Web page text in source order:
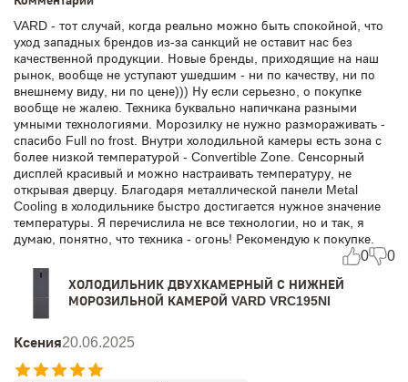
VARD - тот случай, когда реально можно быть спокойной, что
уход западных брендов из-за санкций не оставит нас без
качественной продукции. Новые бренды, приходящие на наш
рынок, вообще не уступают ушедшим - ни по качеству, ни по
внешнему виду, ни по цене))) Ну если серьезно, о покупке
вообще не жалею. Техника буквально напичкана разными
умными технологиями. Морозилку не нужно размораживать -
спасибо Full no frost. Внутри холодильной камеры есть зона с
более низкой температурой - Convertible Zone. Сенсорный
дисплей красивый и можно настраивать температуру, не
открывая дверцу. Благодаря металлической панели Metal
Cooling в холодильнике быстро достигается нужное значение
температуры. Я перечислила не все технологии, но и так, я
думаю, понятно, что техника - огонь! Рекомендую к покупке.
0 0
ХОЛОДИЛЬНИК ДВУХКАМЕРНЫЙ С НИЖНЕЙ
МОРОЗИЛЬНОЙ КАМЕРОЙ VARD VRC195NI
Ксения20.06.2025